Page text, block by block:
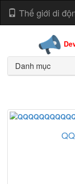
Thế giới di
Danh mục